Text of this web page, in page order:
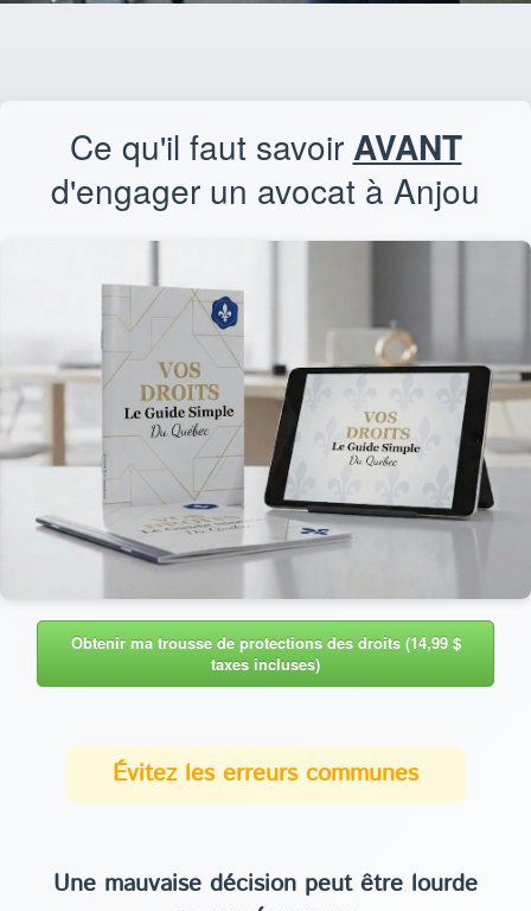
Ce qu'il faut savoir AVANT
d'engager un avocat à Anjou
Obtenir ma trousse de protections des droits (14,99 $
taxes incluses)
Évitez les erreurs communes
Une mauvaise décision peut être lourde